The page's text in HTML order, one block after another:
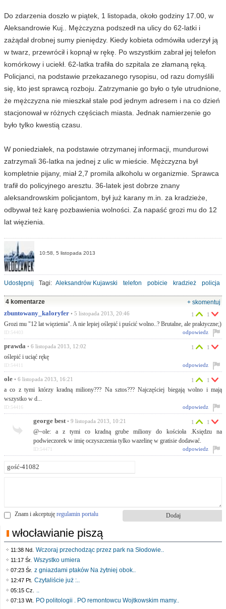
Do zdarzenia doszło w piątek, 1 listopada, około godziny 17.00, w
Aleksandrowie Kuj.. Mężczyzna podszedł na ulicy do 62-latki i
zażądał drobnej sumy pieniędzy. Kiedy kobieta odmówiła uderzył ją
w twarz, przewrócił i kopnął w rękę. Po wszystkim zabrał jej telefon
komórkowy i uciekł. 62-latka trafiła do szpitala ze złamaną ręką.
Policjanci, na podstawie przekazanego rysopisu, od razu domyślili
się, kto jest sprawcą rozboju. Zatrzymanie go było o tyle utrudnione,
że mężczyzna nie mieszkał stale pod jednym adresem i na co dzień
stacjonował w różnych częściach miasta. Jednak namierzenie go
było tylko kwestią czasu.
W poniedziałek, na podstawie otrzymanej informacji, mundurowi
zatrzymali 36-latka na jednej z ulic w mieście. Mężczyzna był
kompletnie pijany, miał 2,7 promila alkoholu w organizmie. Sprawca
trafił do policyjnego aresztu. 36-latek jest dobrze znany
aleksandrowskim policjantom, był już karany m.in. za kradzieże,
odbywał też karę pozbawienia wolności. Za napaść grozi mu do 12
lat więzienia.
10:58, 5 listopada 2013
Udostępnij Tagi: Aleksandrów Kujawski telefon pobicie kradzież policja
4 komentarze
+ skomentuj
zbuntowany_kaloryfer • 5 listopada 2013, 20:46
Grozi mu "12 lat więzienia". A nie lepiej oślepić i puścić wolno..? Brutalne, ale praktyczne;)
1 1
odpowiedz
ID:54403
prawda • 6 listopada 2013, 12:02
oślepić i uciąć rękę
1 1
odpowiedz
ID:54411
ole • 6 listopada 2013, 16:21
a co z tymi którzy kradną miliony??? Na sztos??? Najczęściej biegają wolno i mają
wszystko w d...
1 1
odpowiedz
ID:54416
george best • 9 listopada 2013, 10:21
@~ole: a z tymi co kradną grube miliony do kościoła .Księdzu na
podwieczorek w imię oczyszczenia tylko wazelinę w gratisie dodawać.
1 1
odpowiedz
ID:54471
Znam i akceptuję regulamin portalu
włocławianie piszą
11:38 Nd. Wczoraj przechodząc przez park na Słodowie..
11:17 Śr. Wszystko umiera
07:23 Śr. z gniazdami ptaków Na żytniej obok..
12:47 Pt. Czytaliście już :..
05:15 Cz. ..
07:13 Wt. PO politologii . PO remontowcu Wojtkowskim mamy..